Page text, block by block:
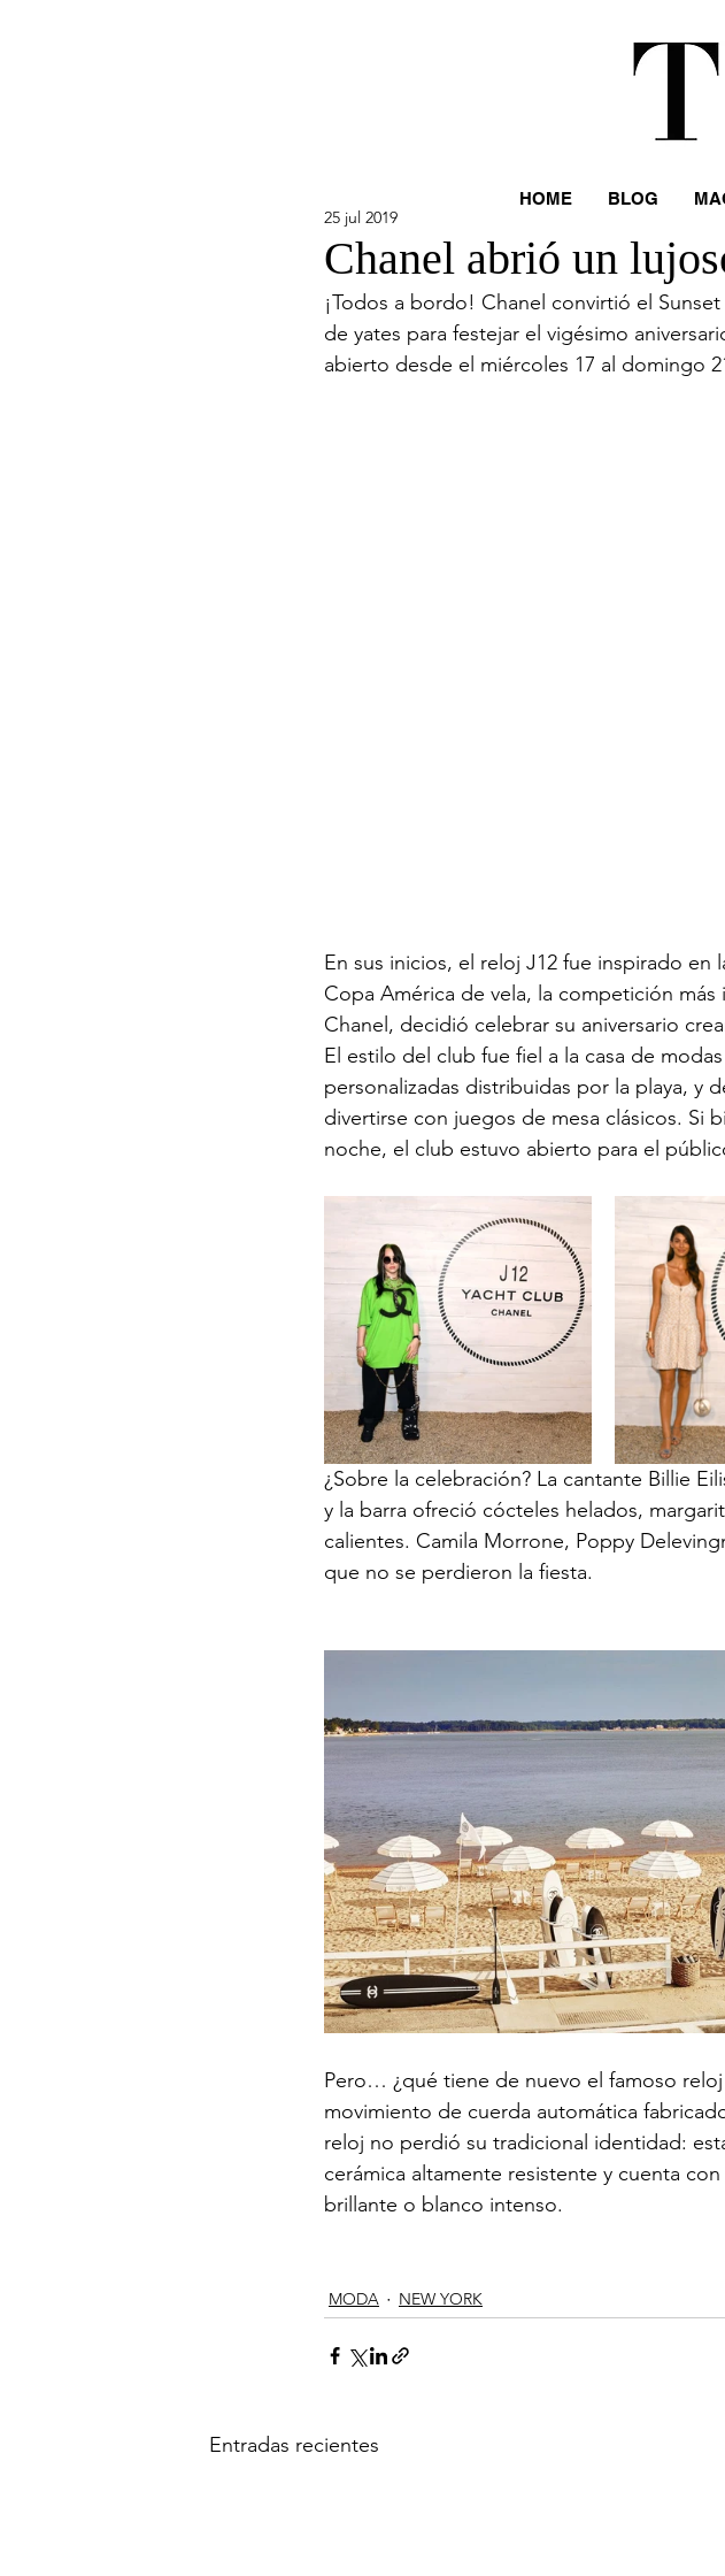
Chanel abrió un
25 jul 2019
¡Todos a bordo! Chanel convirtió el
de yates para festejar el vigésimo
abierto desde el miércoles 17 al domingo
En sus inicios, el reloj J12 fue inspirado en
Copa América de vela, la competición
Chanel, decidió celebrar su aniversario
El estilo del club fue fiel a la casa de
personalizadas distribuidas por la playa, y
divertirse con juegos de mesa clásicos. Si
noche, el club estuvo abierto para el
¿Sobre la celebración? La cantante Billie
y la barra ofreció cócteles helados,
calientes. Camila Morrone, Poppy
que no se perdieron la fiesta.
Pero… ¿qué tiene de nuevo el famoso
movimiento de cuerda automática
reloj no perdió su tradicional identidad:
cerámica altamente resistente y cuenta
brillante o blanco intenso.
MODA NEW YORK
Entradas recientes
HOME BLOG